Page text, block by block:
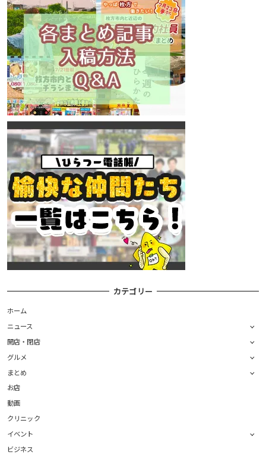
カテゴリー
ホーム
ニュース
開店・閉店
グルメ
まとめ
お店
動画
クリニック
イベント
ビジネス